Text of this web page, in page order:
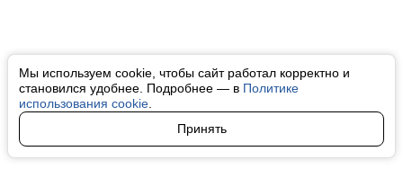
Мы используем cookie, чтобы сайт работал корректно и
становился удобнее. Подробнее — в Политике
использования cookie
Принять